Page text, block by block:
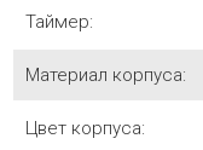
Таймер:
Материал корпуса:
Цвет корпуса: